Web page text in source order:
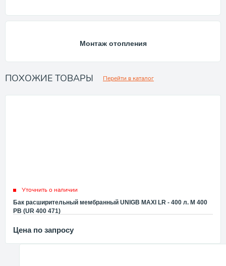
Монтаж отопления
ПОХОЖИЕ ТОВАРЫ Перейти в каталог
Уточнить о наличии
Бак расширительный мембранный UNIGB MAXI LR - 400 л. M 400
PB (UR 400 471)
Цена по запросу